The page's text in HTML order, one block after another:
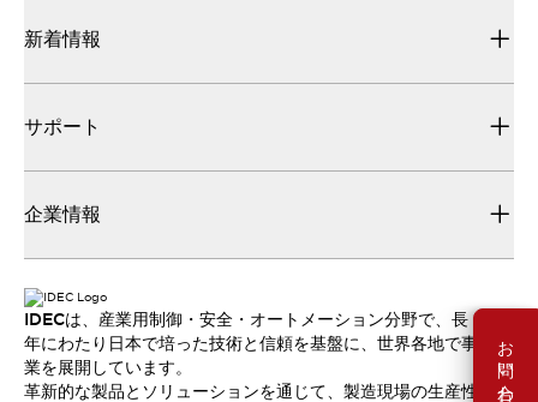
お問い合わせ
新着情報
サポート
企業情報
IDECは、産業用制御・安全・オートメーション分野で、長
年にわたり日本で培った技術と信頼を基盤に、世界各地で事
業を展開しています。
革新的な製品とソリューションを通じて、製造現場の生産性